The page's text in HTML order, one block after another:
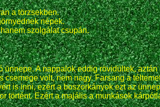
a törzsekben.
népek.
szolgálat csupán.
ünnepe. A nappalok eddig rövidültek,
csemege volt, nem nagy. Farsang a
is inni, ezért a boszorkányok ezt az
történt. Ezért a majális a munkások